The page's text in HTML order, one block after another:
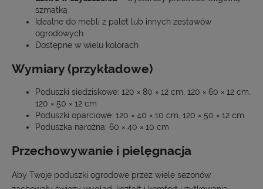
szmatką
Idealne do mebli z palet lub innych zestawów
ogrodowych
Dostępne w wielu kolorach
Wymiary (przykładowe)
Poduszki siedziskowe: 120 × 80 × 12 cm, 120 × 60 × 12 cm,
120 × 50 × 12 cm
Poduszki oparciowe: 120 × 40 × 10 cm, 120 × 50 × 12 cm
Poduszka narożna: 60 × 40 × 10 cm
Przechowywanie i pielęgnacja
Aby Twoje poduszki ogrodowe przez wiele sezonów